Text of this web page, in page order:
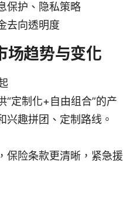
保护、隐私策略
去向透明度
趋势与变化
“定制化+自由组合”的产
兴趣拼团、定制路线。
保险条款更清晰，紧急援